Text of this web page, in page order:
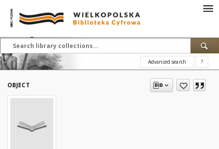
Advanced search ?
OBJECT